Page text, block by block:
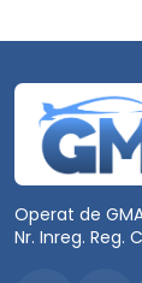
Operat de GMA
Nr. Inreg. Reg.